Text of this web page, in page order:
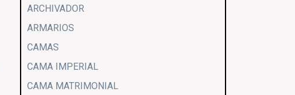
ARCHIVADOR
ARMARIOS
CAMAS
CAMA IMPERIAL
CAMA MATRIMONIAL